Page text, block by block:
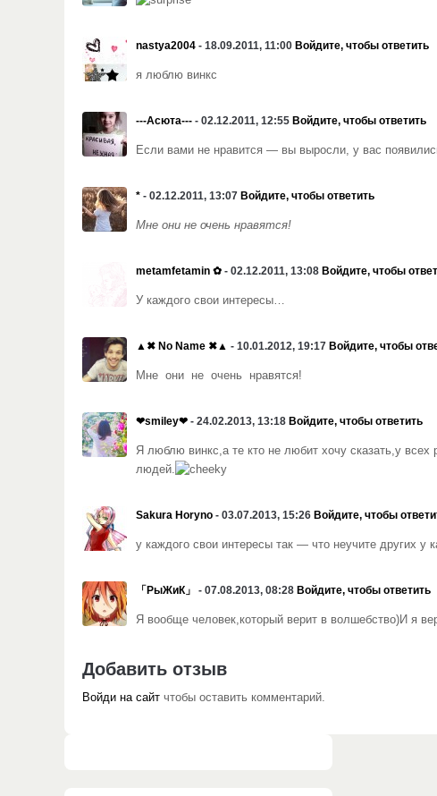
nastya2004 - 18.09.2011, 11:00 Войдите, чтобы ответить
я люблю винкс
---Асюта--- - 02.12.2011, 12:55 Войдите, чтобы ответить
Если вами не нравится — вы выросли, у вас
* - 02.12.2011, 13:07 Войдите, чтобы ответить
Мне они не очень нравятся!
metamfetamin ✿ - 02.12.2011, 13:08 Войдите, чтобы
У каждого свои интересы…
▲✖ No Name ✖▲ - 10.01.2012, 19:17 Войдите, чтобы
Мне они не очень нравятся!
❤smiley❤ - 24.02.2013, 13:18 Войдите, чтобы ответить
Я люблю винкс,а те кто не любит хочу сказать,у
людей.
Sakura Horyno - 03.07.2013, 15:26 Войдите, чтобы
у каждого свои интересы так — что неучите других у
「РыЖиК」 - 07.08.2013, 08:28 Войдите, чтобы ответить
Я вообще человек,который верит в волшебство)И я
Добавить отзыв
Войди на сайт чтобы оставить комментарий.